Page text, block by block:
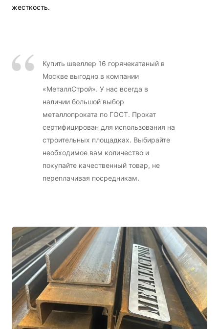
жесткость.
Купить швеллер 16 горячекатаный в
Москве выгодно в компании
«МеталлСтрой». У нас всегда в
наличии большой выбор
металлопроката по ГОСТ. Прокат
сертифицирован для использования на
строительных площадках. Выбирайте
необходимое вам количество и
покупайте качественный товар, не
переплачивая посредникам.